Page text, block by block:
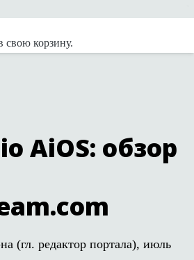
свою корзину.
Audiostream.com
AiOS: обзор
(гл. редактор портала), июль